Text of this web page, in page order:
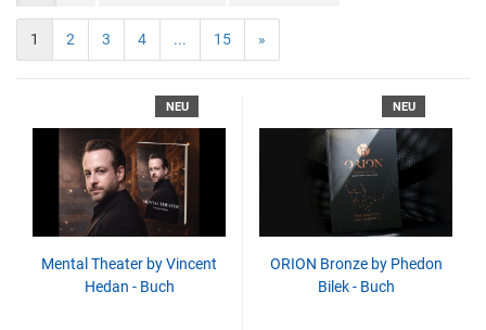
1 2 3 4 ... 15 »
NEU
Mental Theater by Vincent
Hedan - Buch
NEU
ORION Bronze by Phedon
Bilek - Buch